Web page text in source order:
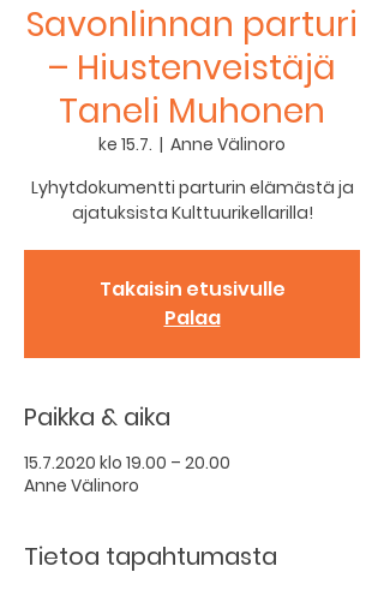
Savonlinnan parturi
– Hiustenveistäjä
Taneli Muhonen
ke 15.7.
  |
Anne Välinoro
Lyhytdokumentti parturin elämästä ja
ajatuksista Kulttuurikellarilla!
Takaisin etusivulle
Palaa
Paikka & aika
15.7.2020 klo 19.00 – 20.00
Anne Välinoro
Tietoa tapahtumasta